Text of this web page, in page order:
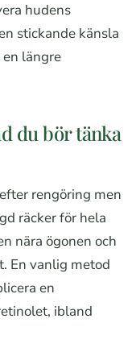
hudens
stickande känsla
längre
du bör tänka
rengöring men
räcker för hela
nära ögonen och
En vanlig metod
en
ibland